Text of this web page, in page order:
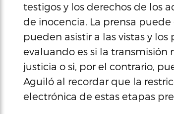
testigos y los derechos de los
de inocencia. La prensa
pueden asistir a las vistas y
evaluando es si la transmisión
justicia o si, por el contrario,
Aguiló al recordar que la
electrónica de estas etapas